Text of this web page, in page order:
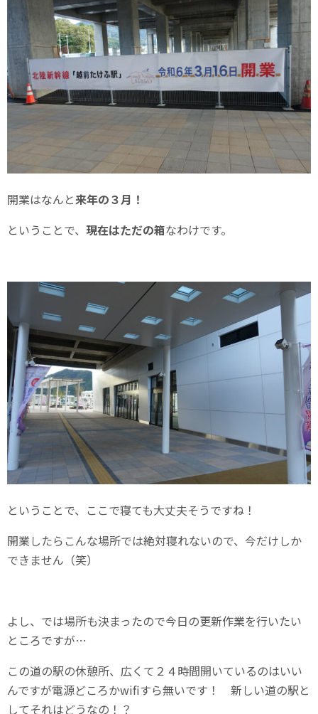
開業はなんと来年の３月！
ということで、 現在はただの箱なわけです。
ということで、ここで寝ても大丈夫そうですね！
開業したらこんな場所では絶対寝れないので、今だけしか
できません（笑）
よし、では場所も決まったので今日の更新作業を行いたい
ところですが…
この道の駅の休憩所、広くて２４時間開いているのはいい
んですが電源どころかwifiすら無いです！ 新しい道の駅と
してそれはどうなの！？